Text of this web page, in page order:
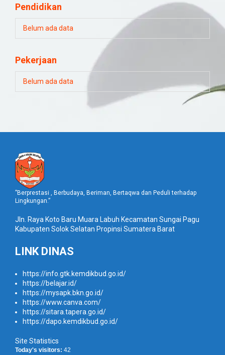
Pendidikan
Belum ada data
Pekerjaan
Belum ada data
”Berprestasi , Berbudaya, Beriman, Bertaqwa dan Peduli terhadap
Lingkungan.”
Jln. Raya Koto Baru Muara Labuh Kecamatan Sungai Pagu
Kabupaten Solok Selatan Propinsi Sumatera Barat
LINK DINAS
https://info.gtk.kemdikbud.go.id/
https://belajar.id/
https://mysapk.bkn.go.id/
https://www.canva.com/
https://sitara.tapera.go.id/
https://dapo.kemdikbud.go.id/
Site Statistics
Today's visitors: 42